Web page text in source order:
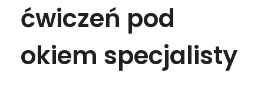
ćwiczeń pod
okiem specjalisty